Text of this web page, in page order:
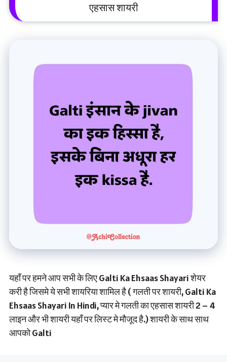
एहसास शायरी
यहाँ पर हमने आप सभी के लिए Galti Ka Ehsaas Shayari शेयर
करी है जिसमे ये सभी शायरिया शामिल है ( गलती पर शायरी, Galti Ka
Ehsaas Shayari In Hindi, प्यार मे गलती का एहसास शायरी 2 – 4
लाइन और भी शायरी यहाँ पर लिस्ट मे मौजूद है.) शायरी के साथ साथ
आपको Galti